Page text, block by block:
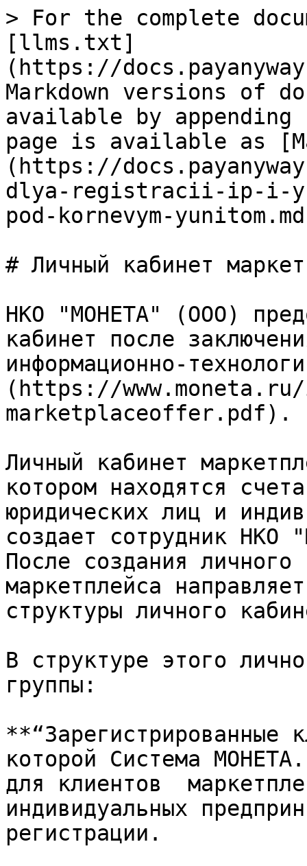
> For the complete
[llms.txt]
(https://
Markdown versions of
available by
page is available as
(https://
dlya-registracii-ip-i-
pod-kornevym-
# Личный кабинет
НКО "МОНЕТА" (ООО)
кабинет после
информационно-
(https://
marketplaceoffer.pdf).
Личный кабинет
котором находятся
юридических лиц и
создает сотрудник
После создания
маркетплейса
структуры личного
В структуре этого
группы:
которой Система
для клиентов
индивидуальных
регистрации.